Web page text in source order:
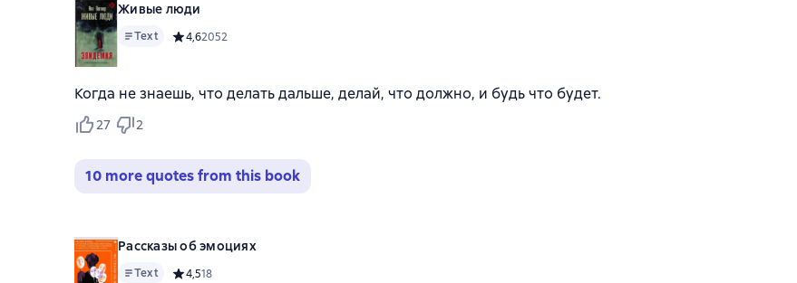
Живые люди
Text Средний рейтинг 4,6 на основе 2052 оценок
4,62052
Когда не знаешь, что делать дальше, делай, что должно, и будь что будет.
27 2
10 more quotes from this book
Рассказы об эмоциях
Text Средний рейтинг 4,5 на основе 18 оценок
4,518